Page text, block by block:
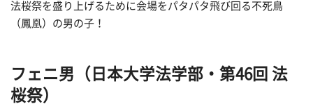
法桜祭を盛り上げるために会場をパタパタ飛び回る不死鳥
（鳳凰）の男の子！
フェニ男（日本大学法学部・第46回 法
桜祭）